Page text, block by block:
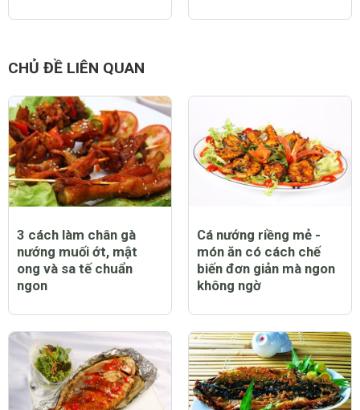
CHỦ ĐỀ LIÊN QUAN
3 cách làm chân gà
nướng muối ớt, mật
ong và sa tế chuẩn
ngon
Cá nướng riềng mẻ -
món ăn có cách chế
biến đơn giản mà ngon
không ngờ